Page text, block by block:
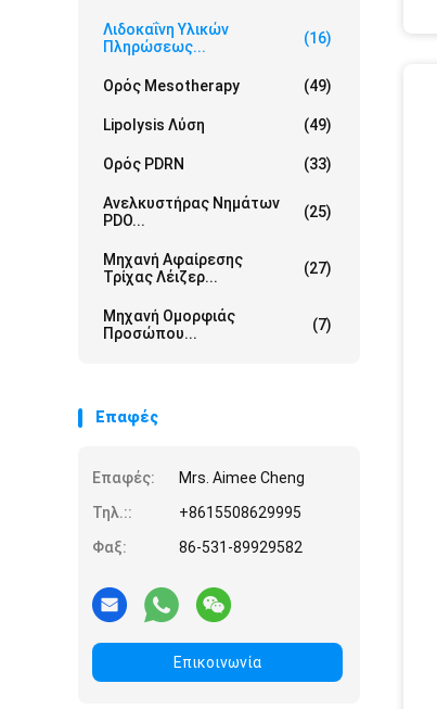
Λιδοκαΐνη Υλικών
Πληρώσεως...
(16)
Ορός Mesotherapy (49)
Lipolysis Λύση (49)
Ορός PDRN (33)
Ανελκυστήρας Νημάτων
PDO...
(25)
Μηχανή Αφαίρεσης
Τρίχας Λέιζερ...
(27)
Μηχανή Ομορφιάς
Προσώπου...
(7)
Επαφές
Επαφές:
Mrs. Aimee Cheng
Τηλ.::
+8615508629995
Φαξ:
86-531-89929582
Επικοινωνία